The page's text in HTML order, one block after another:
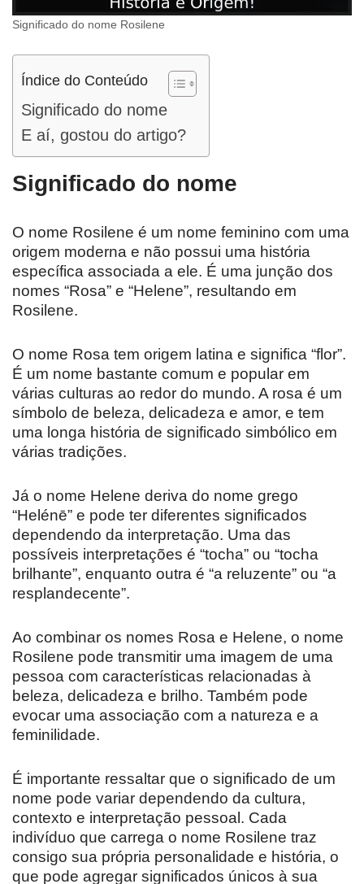
Significado do nome Rosilene
Índice do Conteúdo
Significado do nome
E aí, gostou do artigo?
Significado do nome
O nome Rosilene é um nome feminino com uma
origem moderna e não possui uma história
específica associada a ele. É uma junção dos
nomes “Rosa” e “Helene”, resultando em
Rosilene.
O nome Rosa tem origem latina e significa “flor”.
É um nome bastante comum e popular em
várias culturas ao redor do mundo. A rosa é um
símbolo de beleza, delicadeza e amor, e tem
uma longa história de significado simbólico em
várias tradições.
Já o nome Helene deriva do nome grego
“Helénē” e pode ter diferentes significados
dependendo da interpretação. Uma das
possíveis interpretações é “tocha” ou “tocha
brilhante”, enquanto outra é “a reluzente” ou “a
resplandecente”.
Ao combinar os nomes Rosa e Helene, o nome
Rosilene pode transmitir uma imagem de uma
pessoa com características relacionadas à
beleza, delicadeza e brilho. Também pode
evocar uma associação com a natureza e a
feminilidade.
É importante ressaltar que o significado de um
nome pode variar dependendo da cultura,
contexto e interpretação pessoal. Cada
indivíduo que carrega o nome Rosilene traz
consigo sua própria personalidade e história, o
que pode agregar significados únicos à sua